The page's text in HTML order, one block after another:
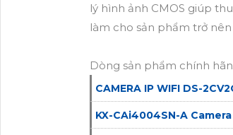
lý hình ảnh CMOS giúp
làm cho sản phẩm trở
Dòng sản phẩm chính
CAMERA IP WIFI DS-
KX-CAi4004SN-A